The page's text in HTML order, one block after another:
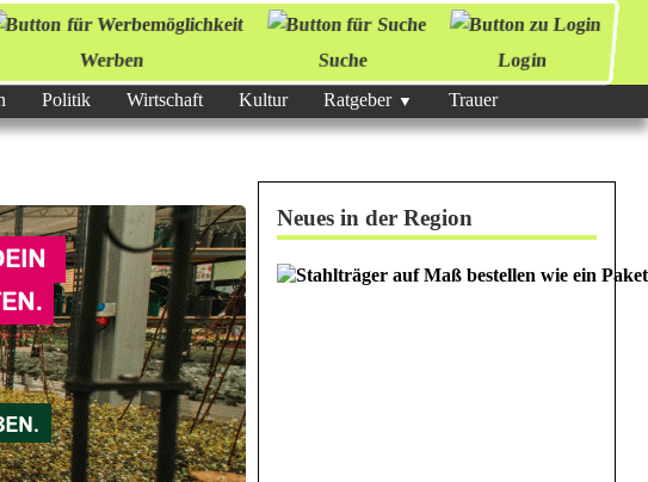
Werben Suche
Login
Politik Wirtschaft Kultur Ratgeber Trauer
Neues in der Region